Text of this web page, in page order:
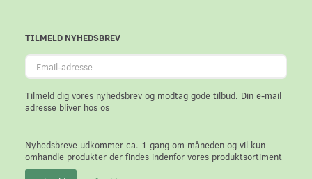
TILMELD NYHEDSBREV
Email-
adresse
Tilmeld dig vores nyhedsbrev og modtag gode tilbud. Din e-mail
adresse bliver hos os
Nyhedsbreve udkommer ca. 1 gang om måneden og vil kun
omhandle produkter der findes indenfor vores produktsortiment